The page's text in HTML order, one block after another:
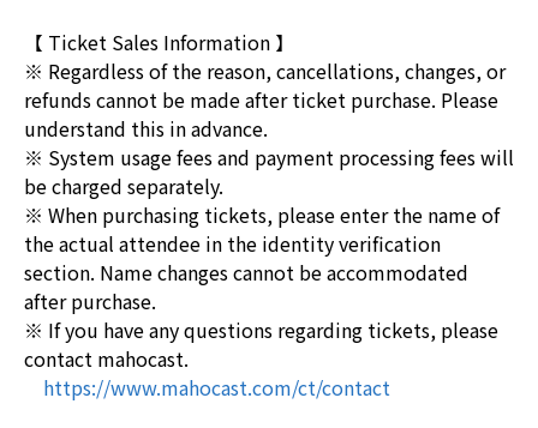
【 Ticket Sales Information 】
※ Regardless of the reason, cancellations, changes, or
refunds cannot be made after ticket purchase. Please
understand this in advance.
※ System usage fees and payment processing fees will
be charged separately.
※ When purchasing tickets, please enter the name of
the actual attendee in the identity verification
section. Name changes cannot be accommodated
after purchase.
※ If you have any questions regarding tickets, please
contact mahocast.
https://www.mahocast.com/ct/contact